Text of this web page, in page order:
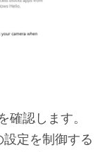
認します。
定を制御する